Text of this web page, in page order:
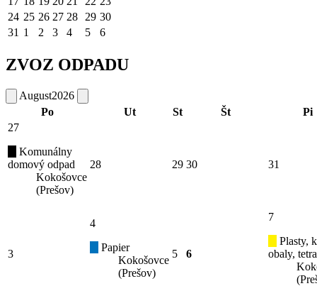
24 25 26 27 28 29 30
31 1 2 3 4 5 6
ZVOZ ODPADU
August2026
Po
Ut St Št
Pi
27
Komunálny
domový odpad
Kokošovce
(Prešov)
28 29 30 31
3
4
Papier
Kokošovce
(Prešov)
5 6
7
Plasty,
obaly,